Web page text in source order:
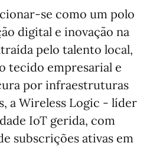
se como um polo
digital e inovação na
pelo talento local,
tecido empresarial e
por infraestruturas
a Wireless Logic - líder
IoT gerida, com
subscrições ativas em